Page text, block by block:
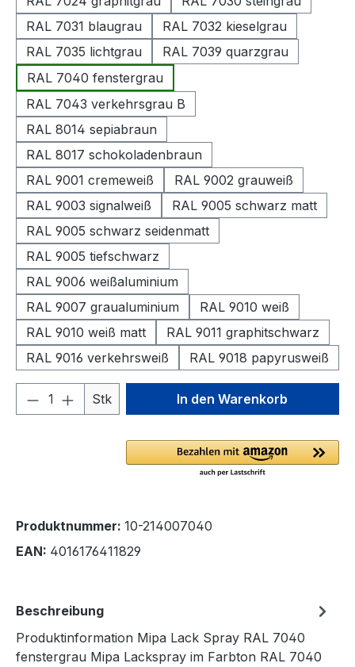
RAL 7031 blaugrau
RAL 7032 kieselgrau
RAL 7035 lichtgrau
RAL 7039 quarzgrau
RAL 7040 fenstergrau
RAL 7043 verkehrsgrau B
RAL 8014 sepiabraun
RAL 8017 schokoladenbraun
RAL 9001 cremeweiß
RAL 9002 grauweiß
RAL 9003 signalweiß
RAL 9005 schwarz matt
RAL 9005 schwarz seidenmatt
RAL 9005 tiefschwarz
RAL 9006 weißaluminium
RAL 9007 graualuminium
RAL 9010 weiß
RAL 9010 weiß matt
RAL 9011 graphitschwarz
RAL 9016 verkehrsweiß
RAL 9018 papyrusweiß
Produkt Anzahl: Gib den
Stk In den Warenkorb
Produktnummer: 10-214007040
EAN: 4016176411829
Beschreibung
Produktinformation Mipa Lack Spray RAL 7040
fenstergrau Mipa Lackspray im Farbton RAL 7040